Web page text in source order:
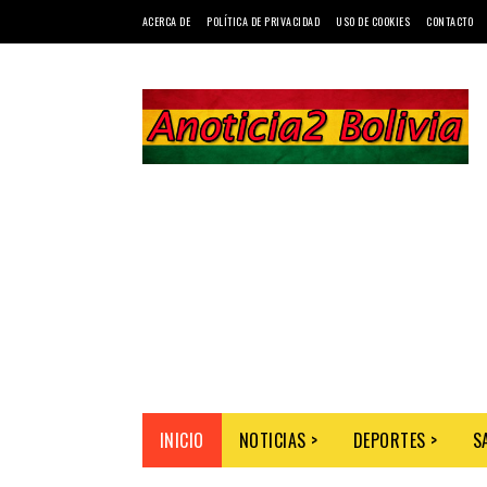
ACERCA DE POLÍTICA DE PRIVACIDAD USO DE COOKIES CONTACTO
INICIO NOTICIAS > DEPORTES >